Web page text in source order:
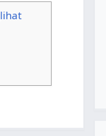
lihat